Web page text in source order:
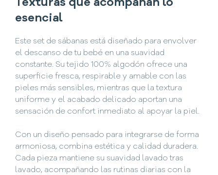
Texturas que acompañan lo
esencial
Este set de sábanas está diseñado para envolver
el descanso de tu bebé en una suavidad
constante. Su tejido 100% algodón ofrece una
superficie fresca, respirable y amable con las
pieles más sensibles, mientras que la textura
uniforme y el acabado delicado aportan una
sensación de confort inmediato al apoyar la piel.
Con un diseño pensado para integrarse de forma
armoniosa, combina estética y calidad duradera.
Cada pieza mantiene su suavidad lavado tras
lavado, acompañando las rutinas diarias con la